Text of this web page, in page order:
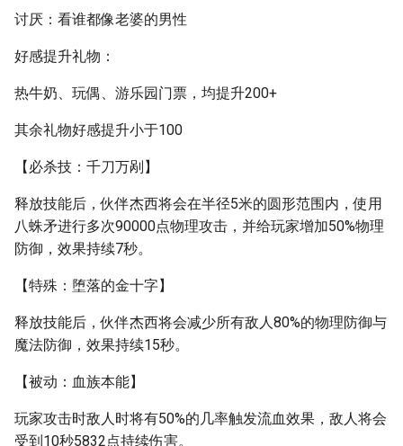
讨厌：看谁都像老婆的男性
好感提升礼物：
热牛奶、玩偶、游乐园门票，均提升200+
其余礼物好感提升小于100
【必杀技：千刀万剐】
释放技能后，伙伴杰西将会在半径5米的圆形范围内，使用
八蛛矛进行多次90000点物理攻击，并给玩家增加50%物理
防御，效果持续7秒。
【特殊：堕落的金十字】
释放技能后，伙伴杰西将会减少所有敌人80%的物理防御与
魔法防御，效果持续15秒。
【被动：血族本能】
玩家攻击时敌人时将有50%的几率触发流血效果，敌人将会
受到10秒5832点持续伤害。